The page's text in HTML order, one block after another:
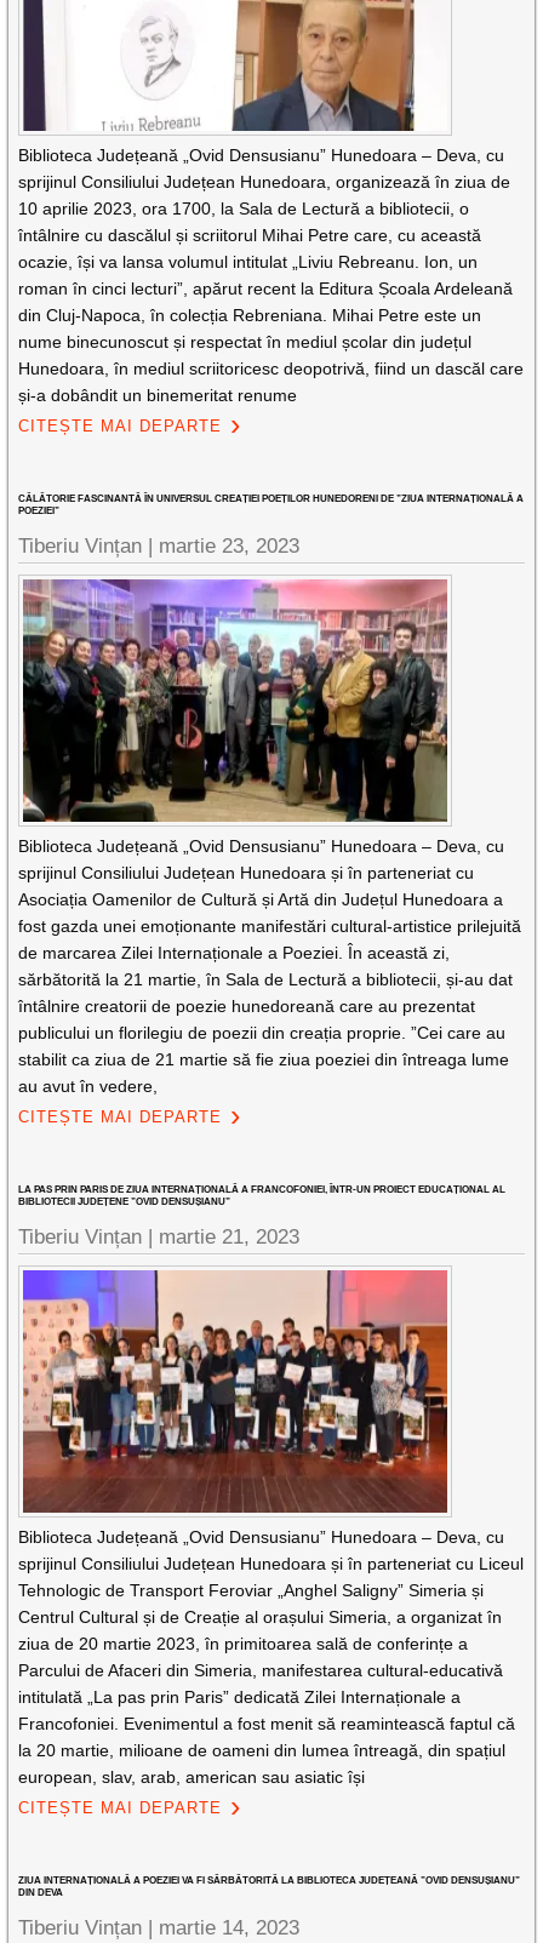
Biblioteca Județeană „Ovid Densusianu” Hunedoara – Deva, cu
sprijinul Consiliului Județean Hunedoara, organizează în ziua de
10 aprilie 2023, ora 1700, la Sala de Lectură a bibliotecii, o
întâlnire cu dascălul și scriitorul Mihai Petre care, cu această
ocazie, își va lansa volumul intitulat „Liviu Rebreanu. Ion, un
roman în cinci lecturi”, apărut recent la Editura Școala Ardeleană
din Cluj-Napoca, în colecția Rebreniana. Mihai Petre este un
nume binecunoscut și respectat în mediul școlar din județul
Hunedoara, în mediul scriitoricesc deopotrivă, fiind un dascăl care
și-a dobândit un binemeritat renume
CITEȘTE MAI DEPARTE
CĂLĂTORIE FASCINANTĂ ÎN UNIVERSUL CREAȚIEI POEȚILOR HUNEDORENI DE ”ZIUA INTERNAȚIONALĂ A
POEZIEI”
Tiberiu Vințan | martie 23, 2023
Biblioteca Județeană „Ovid Densusianu” Hunedoara – Deva, cu
sprijinul Consiliului Județean Hunedoara și în parteneriat cu
Asociația Oamenilor de Cultură și Artă din Județul Hunedoara a
fost gazda unei emoționante manifestări cultural-artistice prilejuită
de marcarea Zilei Internaționale a Poeziei. În această zi,
sărbătorită la 21 martie, în Sala de Lectură a bibliotecii, și-au dat
întâlnire creatorii de poezie hunedoreană care au prezentat
publicului un florilegiu de poezii din creația proprie. ”Cei care au
stabilit ca ziua de 21 martie să fie ziua poeziei din întreaga lume
au avut în vedere,
CITEȘTE MAI DEPARTE
LA PAS PRIN PARIS DE ZIUA INTERNAȚIONALĂ A FRANCOFONIEI, ÎNTR-UN PROIECT EDUCAȚIONAL AL
BIBLIOTECII JUDEȚENE ”OVID DENSUȘIANU”
Tiberiu Vințan | martie 21, 2023
Biblioteca Județeană „Ovid Densusianu” Hunedoara – Deva, cu
sprijinul Consiliului Județean Hunedoara și în parteneriat cu Liceul
Tehnologic de Transport Feroviar „Anghel Saligny” Simeria și
Centrul Cultural și de Creație al orașului Simeria, a organizat în
ziua de 20 martie 2023, în primitoarea sală de conferințe a
Parcului de Afaceri din Simeria, manifestarea cultural-educativă
intitulată „La pas prin Paris” dedicată Zilei Internaționale a
Francofoniei. Evenimentul a fost menit să reamintească faptul că
la 20 martie, milioane de oameni din lumea întreagă, din spațiul
european, slav, arab, american sau asiatic își
CITEȘTE MAI DEPARTE
ZIUA INTERNAȚIONALĂ A POEZIEI VA FI SĂRBĂTORITĂ LA BIBLIOTECA JUDEȚEANĂ ”OVID DENSUȘIANU”
DIN DEVA
Tiberiu Vințan | martie 14, 2023